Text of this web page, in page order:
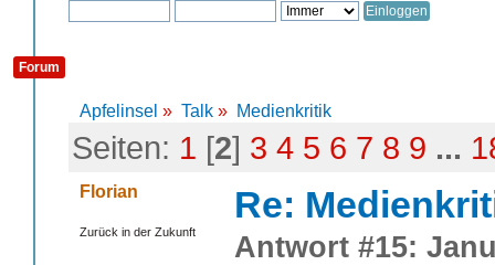
Forum
Apfelinsel » Talk » Medienkritik
Seiten: 1 [2] 3 4 5 6 7 8 9 ...
Florian
Zurück in der Zukunft
Re:
Antwort #15: